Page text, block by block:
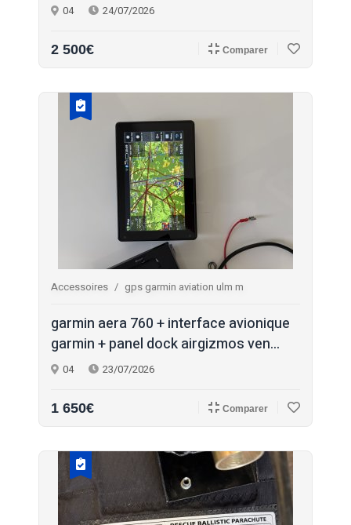
04 24/07/2026
2 500€ Comparer
Accessoires gps garmin aviation ulm m
garmin aera 760 + interface avionique
garmin + panel dock airgizmos ven...
04 23/07/2026
1 650€ Comparer